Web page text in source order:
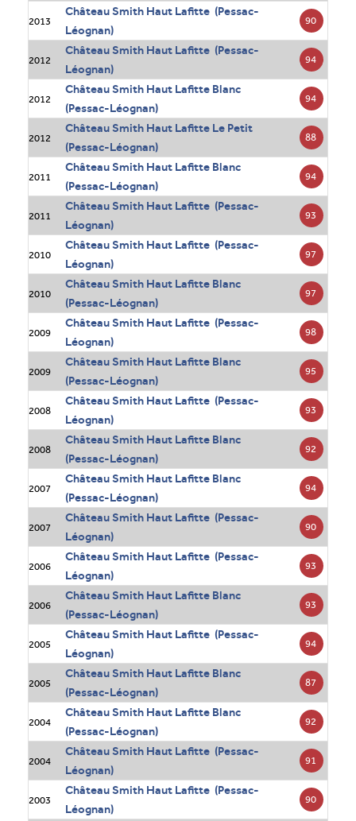
2013
Château Smith Haut Lafitte (Pessac-
Léognan)
90
2012
Château Smith Haut Lafitte (Pessac-
Léognan)
94
2012
Château Smith Haut Lafitte Blanc
(Pessac-Léognan)
94
2012
Château Smith Haut Lafitte Le Petit
(Pessac-Léognan)
88
2011
Château Smith Haut Lafitte Blanc
(Pessac-Léognan)
94
2011
Château Smith Haut Lafitte (Pessac-
Léognan)
93
2010
Château Smith Haut Lafitte (Pessac-
Léognan)
97
2010
Château Smith Haut Lafitte Blanc
(Pessac-Léognan)
97
2009
Château Smith Haut Lafitte (Pessac-
Léognan)
98
2009
Château Smith Haut Lafitte Blanc
(Pessac-Léognan)
95
2008
Château Smith Haut Lafitte (Pessac-
Léognan)
93
2008
Château Smith Haut Lafitte Blanc
(Pessac-Léognan)
92
2007
Château Smith Haut Lafitte Blanc
(Pessac-Léognan)
94
2007
Château Smith Haut Lafitte (Pessac-
Léognan)
90
2006
Château Smith Haut Lafitte (Pessac-
Léognan)
93
2006
Château Smith Haut Lafitte Blanc
(Pessac-Léognan)
93
2005
Château Smith Haut Lafitte (Pessac-
Léognan)
94
2005
Château Smith Haut Lafitte Blanc
(Pessac-Léognan)
87
2004
Château Smith Haut Lafitte Blanc
(Pessac-Léognan)
92
2004
Château Smith Haut Lafitte (Pessac-
Léognan)
91
2003
Château Smith Haut Lafitte (Pessac-
Léognan)
90